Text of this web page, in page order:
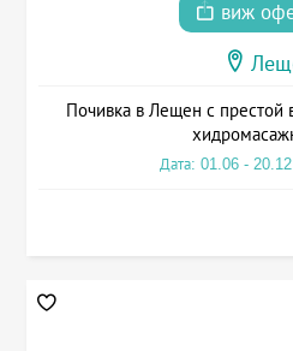
виж
Почивка в Лещен с престой
Дата: 01.06 -